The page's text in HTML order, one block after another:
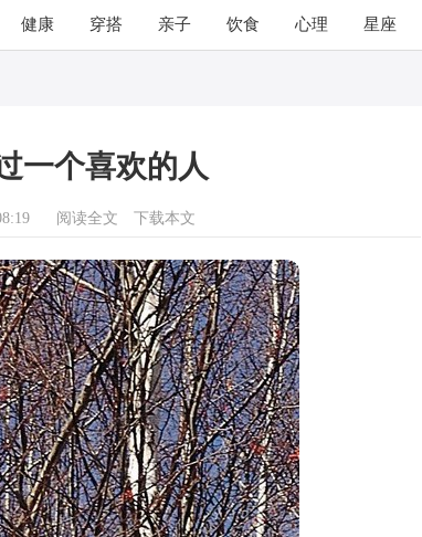
健康 穿搭 亲子 饮食 心理 星座
一个喜欢的人
阅读全文 下载本文